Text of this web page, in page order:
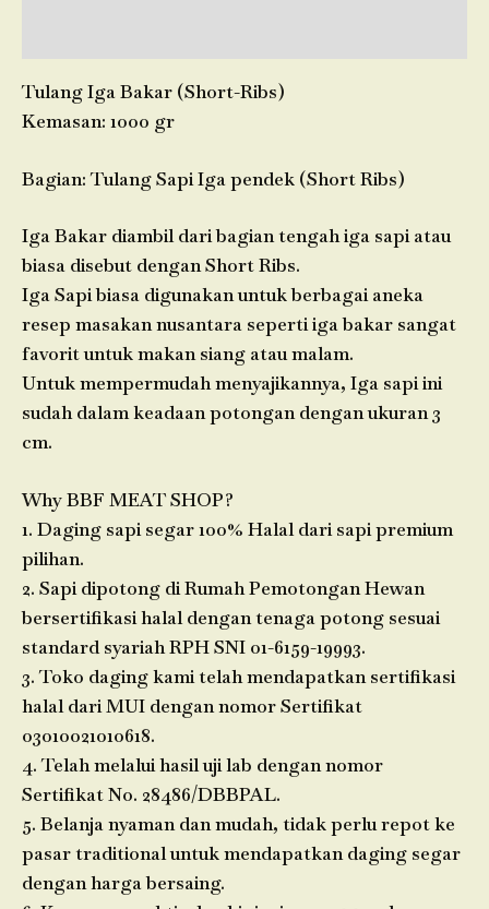
Tulang Iga Bakar (Short-Ribs)
Kemasan: 1000 gr
Bagian: Tulang Sapi Iga pendek (Short Ribs)
Iga Bakar diambil dari bagian tengah iga sapi atau
biasa disebut dengan Short Ribs.
Iga Sapi biasa digunakan untuk berbagai aneka
resep masakan nusantara seperti iga bakar sangat
favorit untuk makan siang atau malam.
Untuk mempermudah menyajikannya, Iga sapi ini
sudah dalam keadaan potongan dengan ukuran 3
cm.
Why BBF MEAT SHOP?
1. Daging sapi segar 100% Halal dari sapi premium
pilihan.
2. Sapi dipotong di Rumah Pemotongan Hewan
bersertifikasi halal dengan tenaga potong sesuai
standard syariah RPH SNI 01-6159-19993.
3. Toko daging kami telah mendapatkan sertifikasi
halal dari MUI dengan nomor Sertifikat
03010021010618.
4. Telah melalui hasil uji lab dengan nomor
Sertifikat No. 28486/DBBPAL.
5. Belanja nyaman dan mudah, tidak perlu repot ke
pasar traditional untuk mendapatkan daging segar
dengan harga bersaing.